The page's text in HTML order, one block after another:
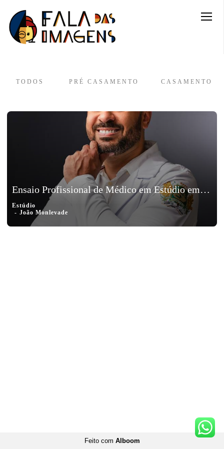
TODOS PRÉ CASAMENTO CASAMENTO
Ensaio Profissional de Médico em Estúdio em João Monlevade - Marcelo
Estúdio
João Monlevade
Feito com Alboom